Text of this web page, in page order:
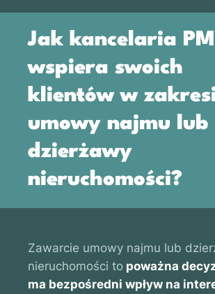
Jak kancelaria
wspiera swoich
klientów w
umowy najmu lub
dzierżawy
nieruchomości?
Zawarcie umowy najmu lub
nieruchomości to poważna
ma bezpośredni wpływ na